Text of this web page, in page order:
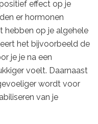
effect op je
er hormonen
hebben op je algehele
het bijvoorbeeld de
je je na een
voelt. Daarnaast
wordt voor
van je